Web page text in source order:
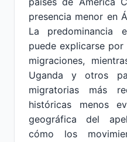
presencia menor en
La predominancia
puede explicarse
migraciones,
Uganda y otros
migratorias más
históricas menos
geográfica del
cómo los